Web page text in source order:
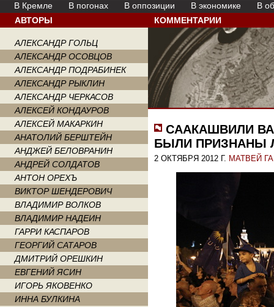
В Кремле
В погонах В оппозиции В экономике
В
АВТОРЫ
АЛЕКСАНДР ГОЛЬЦ
АЛЕКСАНДР ОСОВЦОВ
АЛЕКСАНДР ПОДРАБИНЕК
АЛЕКСАНДР РЫКЛИН
АЛЕКСАНДР ЧЕРКАСОВ
АЛЕКСЕЙ КОНДАУРОВ
АЛЕКСЕЙ МАКАРКИН
АНАТОЛИЙ БЕРШТЕЙН
АНДЖЕЙ БЕЛОВРАНИН
АНДРЕЙ СОЛДАТОВ
АНТОН ОРЕХЪ
ВИКТОР ШЕНДЕРОВИЧ
ВЛАДИМИР ВОЛКОВ
ВЛАДИМИР НАДЕИН
ГАРРИ КАСПАРОВ
ГЕОРГИЙ САТАРОВ
ДМИТРИЙ ОРЕШКИН
ЕВГЕНИЙ ЯСИН
ИГОРЬ ЯКОВЕНКО
ИННА БУЛКИНА
КОММЕНТАРИИ
СААКАШВИЛИ
БЫЛИ ПРИЗНАНЫ
2 ОКТЯБРЯ 2012 Г. МАТВЕЙ